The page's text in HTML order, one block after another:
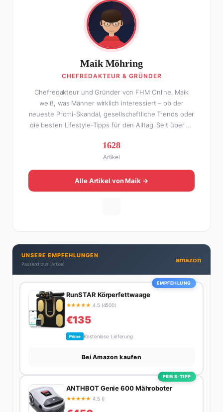
Maik Möhring
CHEFREDAKTEUR & GRÜNDER
Chefredakteur und Gründer von FHM Online. Maik
weiß, was Männer wirklich interessiert – ob der
neueste Promi-Skandal, gesellschaftliche Trends oder
die besten Lifestyle-Tipps für den Alltag. Seit über 10
Online zu einer der führenden Männer-Lifestyle-
Plattformen im deutschsprachigen Raum aufgebaut.
Sein Weg dahin war alles andere als geradlinig: Die
eine Hälfte seines Lebens stand er in der
Gastronomie – mit allem, was dazugehört. Die andere
dran. Wenn Maik nicht gerade den heißesten Tratsch
aus der Promi-Welt aufspürt oder die besten
Lifestyle-Empfehlungen zusammenstellt, findet man
ihn beim Wandern in den Schweizer Alpen, am Grill
mit Freunden oder auf der Suche nach dem
perfekten Espresso. Sein Motto: Lieber einmal richtig
1628
Artikel
Alle Artikel von Maik →
UNSERE EMPFEHLUNGEN
Passend zum Artikel
amazon
EMPFEHLUNG
RunSTAR Körperfettwaage
★★★★★ 4.5 (4500)
€135
Prime Kostenlose Lieferung
Bei Amazon kaufen
PREIS-TIPP
ANTHBOT Genie 600 Mähroboter
★★★★★ 4.5 ()